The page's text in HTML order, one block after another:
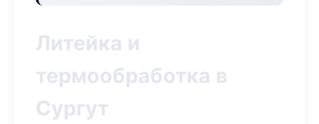
Литейка и
термообработка в
Сургут